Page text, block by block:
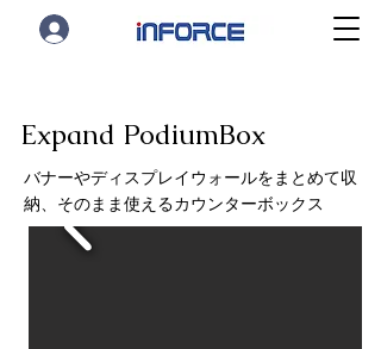
Expand PodiumBox
バナーやディスプレイウォールをまとめて収
納、そのまま使えるカウンターボックス